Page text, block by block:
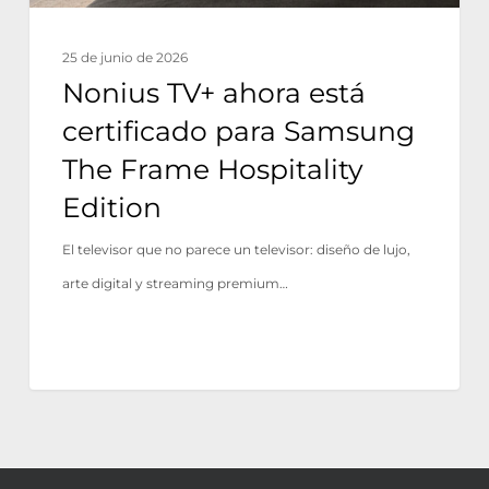
Frame
25 de junio de 2026
Nonius TV+ ahora está
certificado para Samsung
The Frame Hospitality
Edition
El televisor que no parece un televisor: diseño de lujo,
arte digital y streaming premium…